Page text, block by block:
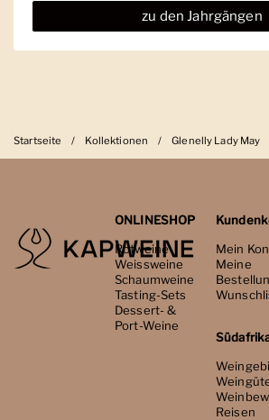
zu den Jahrgängen
Startseite / Kollektionen / Glenelly Lady May
ONLINESHOP
Rotweine
Weissweine
Schaumweine
Tasting-Sets
Dessert- &
Port-Weine
Mein
Meine
Reisen